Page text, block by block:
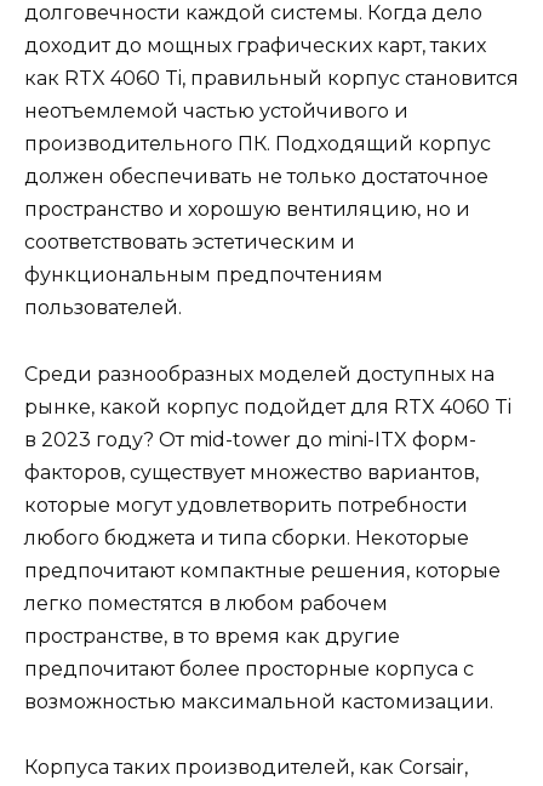
долговечности каждой системы. Когда дело
доходит до мощных графических карт, таких
как RTX 4060 Ti, правильный корпус становится
неотъемлемой частью устойчивого и
производительного ПК. Подходящий корпус
должен обеспечивать не только достаточное
пространство и хорошую вентиляцию, но и
соответствовать эстетическим и
функциональным предпочтениям
пользователей.
Среди разнообразных моделей доступных на
рынке, какой корпус подойдет для RTX 4060 Ti
в 2023 году? От mid-tower до mini-ITX форм-
факторов, существует множество вариантов,
которые могут удовлетворить потребности
любого бюджета и типа сборки. Некоторые
предпочитают компактные решения, которые
легко поместятся в любом рабочем
пространстве, в то время как другие
предпочитают более просторные корпуса с
возможностью максимальной кастомизации.
Корпуса таких производителей, как Corsair,